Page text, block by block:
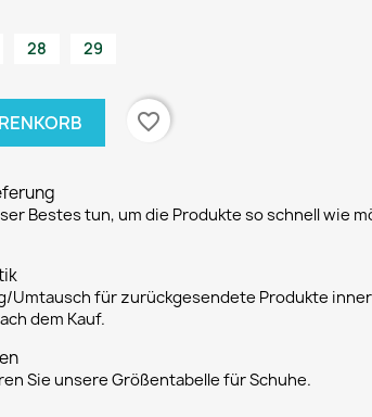
28 29
favorite_border
Bestes tun, um die Produkte so schnell wie
Umtausch für zurückgesendete Produkte
dem Kauf.
Sie unsere Größentabelle für Schuhe.